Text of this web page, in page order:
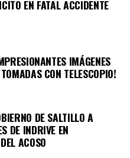
Prudence, se
salud sexual y
educativas del
500 estudiantes.
permanente en los
pláticas preventivas,
cursos de preparación
y licenciatura.
EN FATAL ACCIDENTE
IMÁGENES
CON TELESCOPIO!
DE SALTILLO A
DE INDRIVE EN
ACOSO